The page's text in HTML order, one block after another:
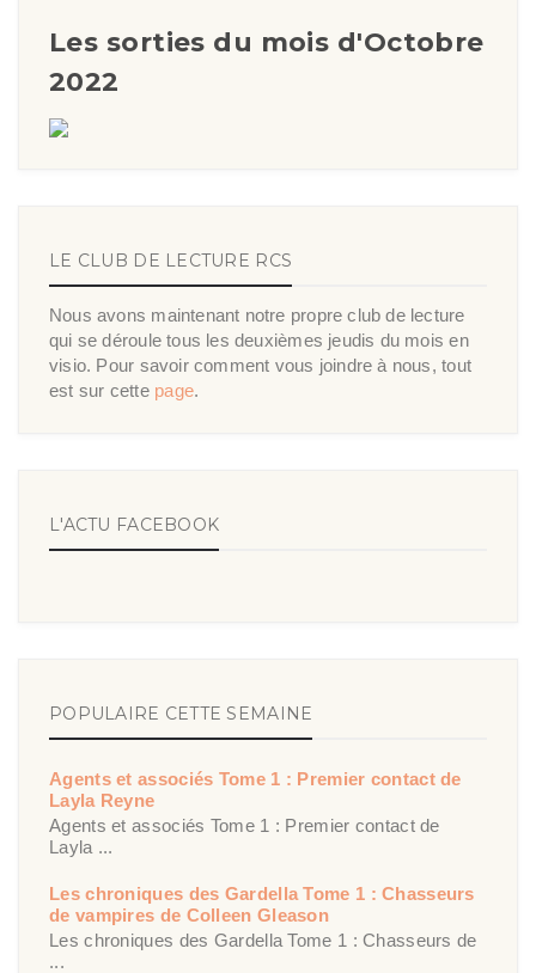
Les sorties du mois d'Octobre
2022
LE CLUB DE LECTURE RCS
Nous avons maintenant notre propre club de lecture
qui se déroule tous les deuxièmes jeudis du mois en
visio. Pour savoir comment vous joindre à nous, tout
est sur cette page.
L'ACTU FACEBOOK
POPULAIRE CETTE SEMAINE
Agents et associés Tome 1 : Premier contact de
Layla Reyne
Agents et associés Tome 1 : Premier contact de
Layla ...
Les chroniques des Gardella Tome 1 : Chasseurs
de vampires de Colleen Gleason
Les chroniques des Gardella Tome 1 : Chasseurs de
...